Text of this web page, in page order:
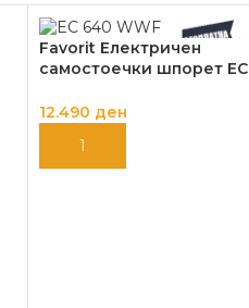
Favorit Електричен
самостоечки шпорет EC
12.490 ден
ДОДАЈ ВО КОШНИЦА